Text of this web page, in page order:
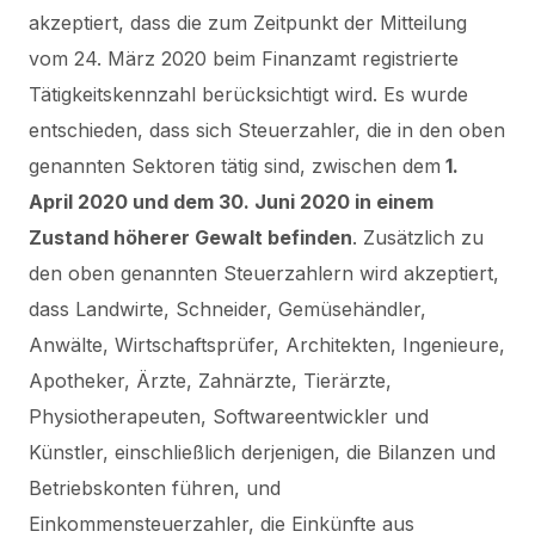
akzeptiert, dass die zum Zeitpunkt der Mitteilung
vom 24. März 2020 beim Finanzamt registrierte
Tätigkeitskennzahl berücksichtigt wird. Es wurde
entschieden, dass sich Steuerzahler, die in den oben
genannten Sektoren tätig sind, zwischen dem 1.
April 2020 und dem 30. Juni 2020 in einem
Zustand höherer Gewalt befinden. Zusätzlich zu
den oben genannten Steuerzahlern wird akzeptiert,
dass Landwirte, Schneider, Gemüsehändler,
Anwälte, Wirtschaftsprüfer, Architekten, Ingenieure,
Apotheker, Ärzte, Zahnärzte, Tierärzte,
Physiotherapeuten, Softwareentwickler und
Künstler, einschließlich derjenigen, die Bilanzen und
Betriebskonten führen, und
Einkommensteuerzahler, die Einkünfte aus